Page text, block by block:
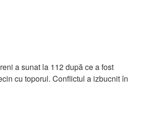
a sunat la 112 după ce a fost
cu toporul. Conflictul a izbucnit în